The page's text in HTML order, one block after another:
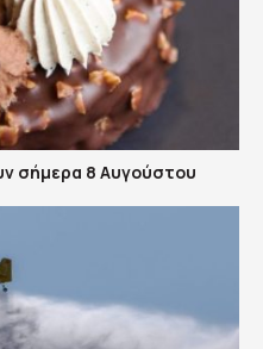
σήμερα 8 Αυγούστου